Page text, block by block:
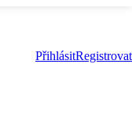
PřihlásitRegistrovat